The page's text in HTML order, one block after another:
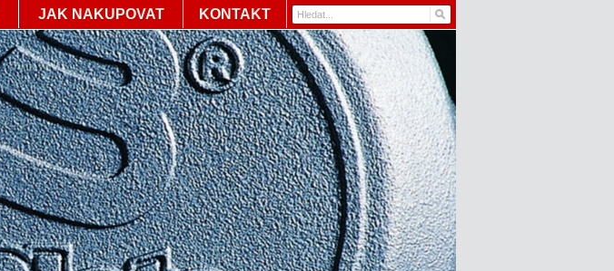
JAK NAKUPOVAT KONTAKT